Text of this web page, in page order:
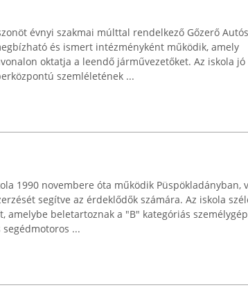
évnyi szakmai múlttal rendelkező Gőzerő
és ismert intézményként működik, amely
oktatja a leendő járművezetőket. Az iskola
szemléletének ...
1990 novembere óta működik Püspökladányban,
segítve az érdeklődők számára. Az iskola
amelybe beletartoznak a "B" kategóriás
...